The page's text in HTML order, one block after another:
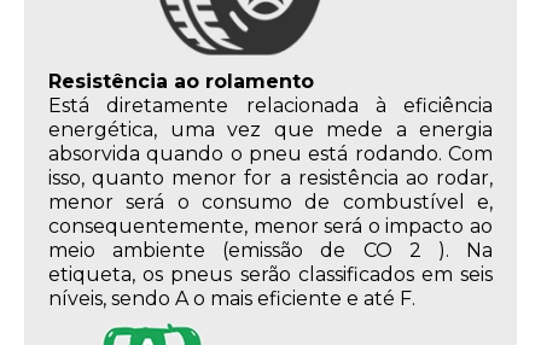
Resistência ao rolamento
Está diretamente relacionada à eficiência
energética, uma vez que mede a energia
absorvida quando o pneu está rodando. Com
isso, quanto menor for a resistência ao rodar,
menor será o consumo de combustível e,
consequentemente, menor será o impacto ao
meio ambiente (emissão de CO 2 ). Na
etiqueta, os pneus serão classificados em seis
níveis, sendo A o mais eficiente e até F.